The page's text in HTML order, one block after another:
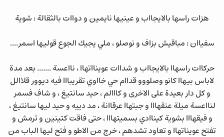
هزات راسها بالايجااب و عينيها نايمين و دواات بالثقالة : شوية
سفياان : مباقيش بزاف و نوصلو ، ملي يجيك الجوع قوليها اسمر....
حركاات راسهاا بالايجااب و شداات عوينااتهاا ، نااعسة ....... بعد مدة
لاباس بيهاا كانو وصلووو قداام حي خااوي تقريبااا فيه ديوور قلاالل
و كل دار بعيدة على الاخرى و كااالم ، حيد سانتيغ ، و شاف فسمر
لنااعسة ميلة عنقهااا و جبتهاا عرقاانة ، مد دييه و حيد ليها سانتيغ ،
و فيقهااا بشوية كيناادي بسميتهااا ، حتى فاقت كتينين و ترمش و
تفتح عويناتهاا و تعاود تشدهم ، خرج من الاطو و فتح ليها الباب من